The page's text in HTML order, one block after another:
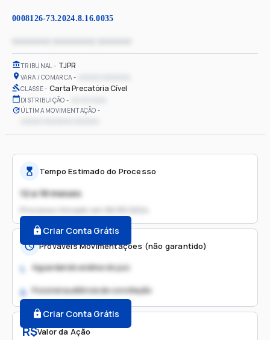
0008126-73.2024.8.16.0035
TRIBUNAL TJPR
VARA / COMARCA
CLASSE Carta Precatória Cível
DISTRIBUIÇÃO
ÚLTIMA MOVIMENTAÇÃO
R$Valor da Ação
Tempo Estimado do Processo
12 a 18 meses
Processo iniciado em
Criar Conta Grátis
Prováveis Movimentações (não garantido)
1. Aguardando análise do juiz
2. Possível audiência de conciliação
Criar Conta Grátis